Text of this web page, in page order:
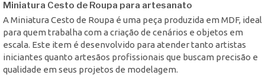
Miniatura Cesto de Roupa para artesanato
A Miniatura Cesto de Roupa é uma peça produzida em MDF, ideal
para quem trabalha com a criação de cenários e objetos em
escala. Este item é desenvolvido para atender tanto artistas
iniciantes quanto artesãos profissionais que buscam precisão e
qualidade em seus projetos de modelagem.